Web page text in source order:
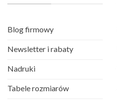
Blog firmowy
Newsletter i rabaty
Nadruki
Tabele rozmiarów